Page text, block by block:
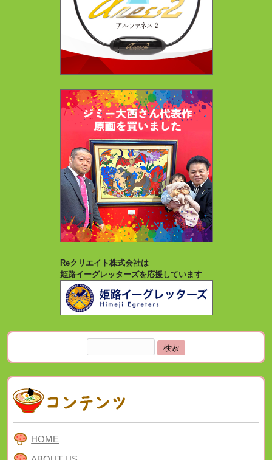
Reクリエイト株式会社は
姫路イーグレッターズを応援しています
索:
HOME